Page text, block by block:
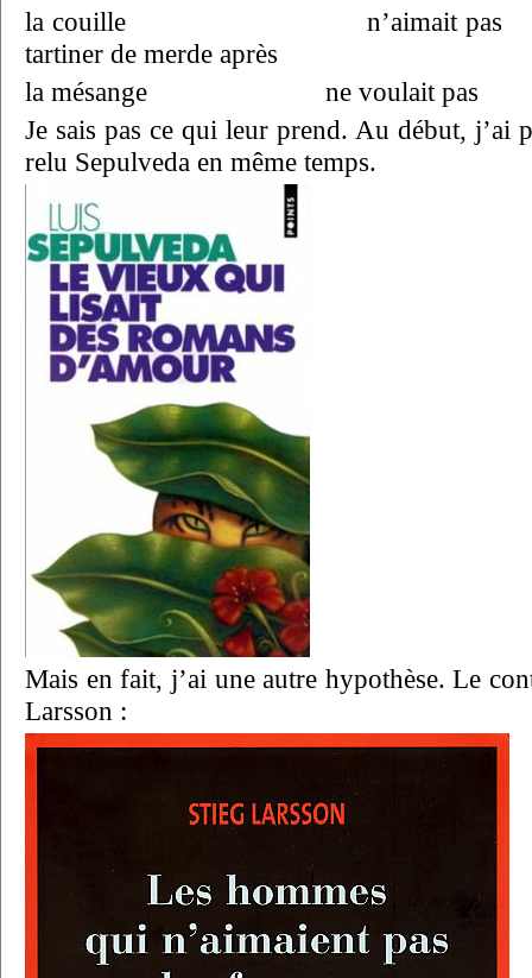
la couille n’aimait pas
tartiner de merde après
la mésange ne voulait pas
Je sais pas ce qui leur prend. Au début, j’ai
relu Sepulveda en même temps.
Mais en fait, j’ai une autre hypothèse. Le
Larsson :